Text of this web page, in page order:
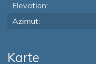
Elevation:
Azimut:
Karte